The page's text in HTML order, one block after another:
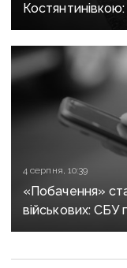
десятеро
4 серпня, 10:39
«Побачення»
військових:
спецслужб рф